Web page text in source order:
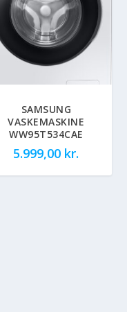
SAMSUNG
VASKEMASKINE
WW95T534CAE
5.999,00 kr.